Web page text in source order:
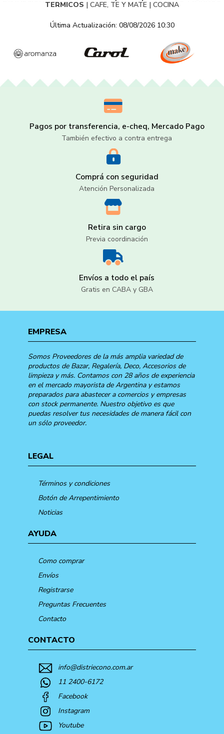
TERMICOS | CAFE, TE Y MATE | COCINA
Última Actualización: 08/08/2026 10:30
Pagos por transferencia, e-cheq, Mercado Pago
También efectivo a contra entrega
Comprá con seguridad
Atención Personalizada
Retira sin cargo
Previa coordinación
Envíos a todo el país
Gratis en CABA y GBA
EMPRESA
Somos Proveedores de la más amplia variedad de
productos de Bazar, Regalería, Deco, Accesorios de
limpieza y más. Contamos con 28 años de experiencia
en el mercado mayorista de Argentina y estamos
preparados para abastecer a comercios y empresas
con stock permanente. Nuestro objetivo es que
puedas resolver tus necesidades de manera fácil con
un sólo proveedor.
LEGAL
Términos y condiciones
Botón de Arrepentimiento
Noticias
AYUDA
Como comprar
Envíos
Registrarse
Preguntas Frecuentes
Contacto
CONTACTO
info@distriecono.com.ar
11 2400-6172
Facebook
Instagram
Youtube